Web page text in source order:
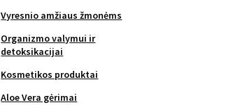
Vyresnio amžiaus žmonėms
Organizmo valymui ir
detoksikacijai
Kosmetikos produktai
Aloe Vera gėrimai